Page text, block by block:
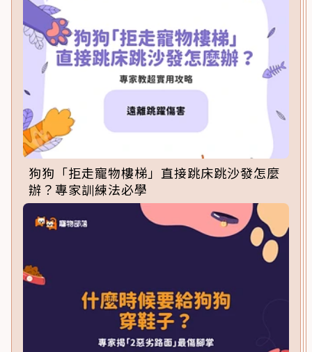
狗狗「拒走寵物樓梯」直接跳床跳沙發怎麼
辦？專家訓練法必學